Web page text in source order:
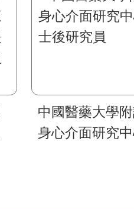
中國醫藥大學
身心介面研究